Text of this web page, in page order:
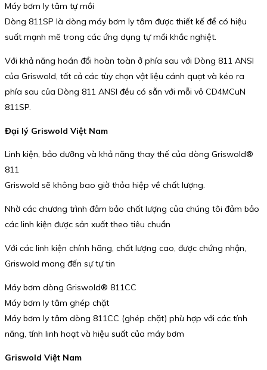
Máy bơm ly tâm tự mồi
Dòng 811SP là dòng máy bơm ly tâm được thiết kế để có hiệu
suất mạnh mẽ trong các ứng dụng tự mồi khắc nghiệt.
Với khả năng hoán đổi hoàn toàn ở phía sau với Dòng 811 ANSI
của Griswold, tất cả các tùy chọn vật liệu cánh quạt và kéo ra
phía sau của Dòng 811 ANSI đều có sẵn với mỗi vỏ CD4MCuN
811SP.
Đại lý Griswold Việt Nam
Linh kiện, bảo dưỡng và khả năng thay thế của dòng Griswold®
811
Griswold sẽ không bao giờ thỏa hiệp về chất lượng.
Nhờ các chương trình đảm bảo chất lượng của chúng tôi đảm bảo
các linh kiện được sản xuất theo tiêu chuẩn
Với các linh kiện chính hãng, chất lượng cao, được chứng nhận,
Griswold mang đến sự tự tin
Máy bơm dòng Griswold® 811CC
Máy bơm ly tâm ghép chặt
Máy bơm ly tâm dòng 811CC (ghép chặt) phù hợp với các tính
năng, tính linh hoạt và hiệu suất của máy bơm
Griswold Việt Nam